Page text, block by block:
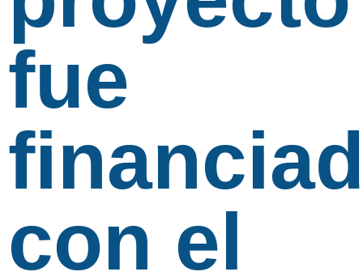
fue
con el